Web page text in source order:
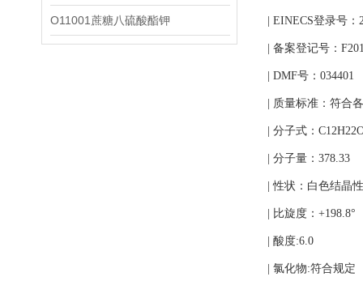
O11001蔗糖八硫酸酯钾 | EINECS登录号：
| 备案登记号：
| DMF号：034401
| 质量标准：符合
| 分子式：
| 分子量：378.33
| 性状：白色结晶
| 比旋度：+198.8°
| 酸度:6.0
| 氯化物:符合规定